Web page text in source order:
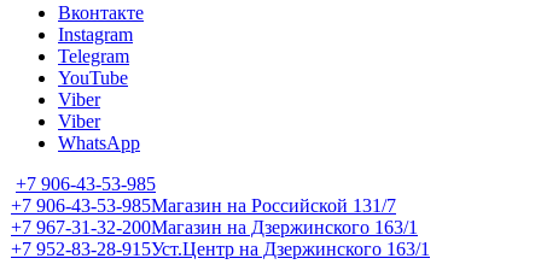
Вконтакте
Instagram
Telegram
YouTube
Viber
Viber
WhatsApp
+7 906-43-53-985
+7 906-43-53-985Магазин на Российской 131/7
+7 967-31-32-200Магазин на Дзержинского 163/1
+7 952-83-28-915Уст.Центр на Дзержинского 163/1